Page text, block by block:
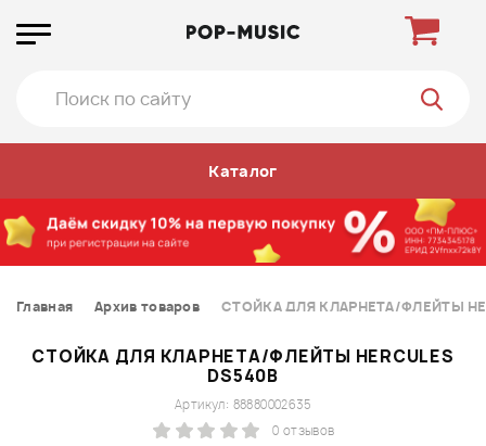
Каталог
Главная Архив товаров СТОЙКА ДЛЯ КЛАРНЕТА/ФЛЕЙТЫ
СТОЙКА ДЛЯ КЛАРНЕТА/ФЛЕЙТЫ HERCULES
DS540B
Артикул: 88880002635
0 отзывов